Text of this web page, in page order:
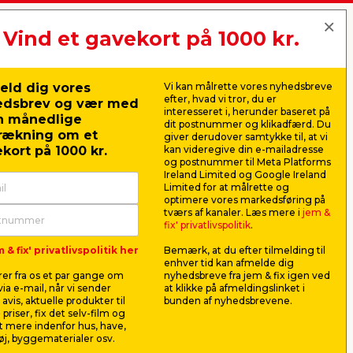
Knagerækkerne fås i forskellige
med at holde orden i entréen eller
og materialer. Disse komponenter gør
og vægvangerne er robuste og
i forskellige størrelser og materialer,
til indendørs brug og kan
jem & fix A/S, Skomagervej 12
CVR: 10360641
Tlf. kundeservice: 79425942
Tlf. administration: 76413500
kundeservice@jemfix.com
Se vores e-mærket certifikat her
Vind et gavekort på 1000 kr.
dig vores
og vær med
månedlige
om et
på 1000 kr.
& fix' privatlivspolitik her
fra os et par gange om
e-mail, når vi sender
aktuelle produkter til
priser, fix det selv-film og
mere indenfor hus, have,
byggematerialer osv.
Vi kan målrette vores nyhedsbreve
efter, hvad vi tror, du er
interesseret i, herunder baseret på
dit postnummer og klikadfærd. Du
giver derudover samtykke til, at vi
kan videregive din e-mailadresse
og postnummer til Meta Platforms
Ireland Limited og Google Ireland
Limited for at målrette og
optimere vores markedsføring på
tværs af kanaler. Læs mere i jem &
fix' privatlivspolitik.
Bemærk, at du efter tilmelding til
enhver tid kan afmelde dig
nyhedsbreve fra jem & fix igen ved
at klikke på afmeldingslinket i
bunden af nyhedsbrevene.